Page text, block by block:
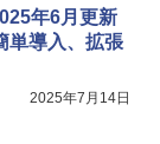
年6月更新
単導入、拡張
2025年7月14日